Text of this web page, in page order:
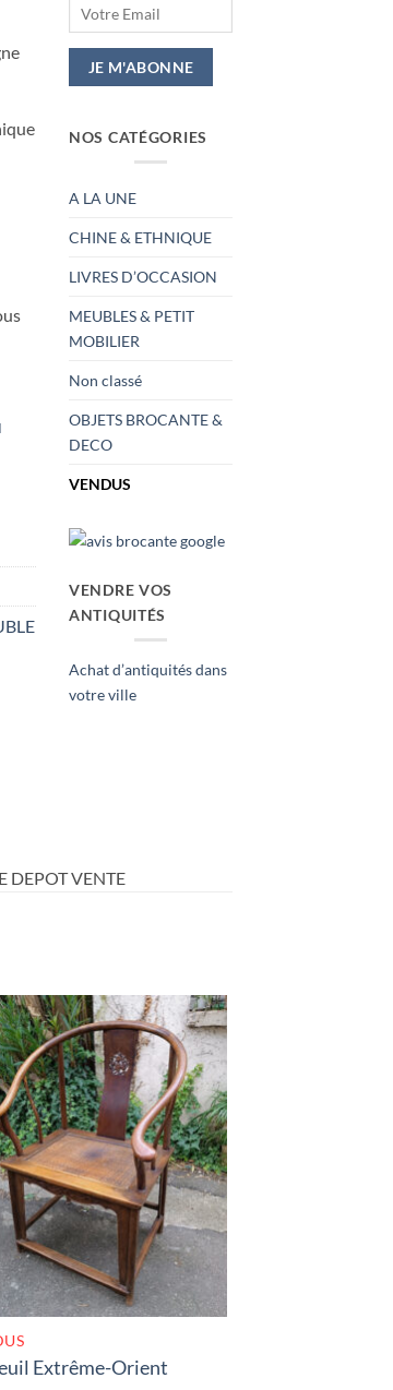
NOS CATÉGORIES
A LA UNE
CHINE & ETHNIQUE
LIVRES D’OCCASION
MEUBLES & PETIT
MOBILIER
Non classé
OBJETS BROCANTE &
DECO
VENDUS
VENDRE VOS
ANTIQUITÉS
Achat d’antiquités dans
votre ville
DEPOT VENTE
DE STOCK
Extrême-Orient